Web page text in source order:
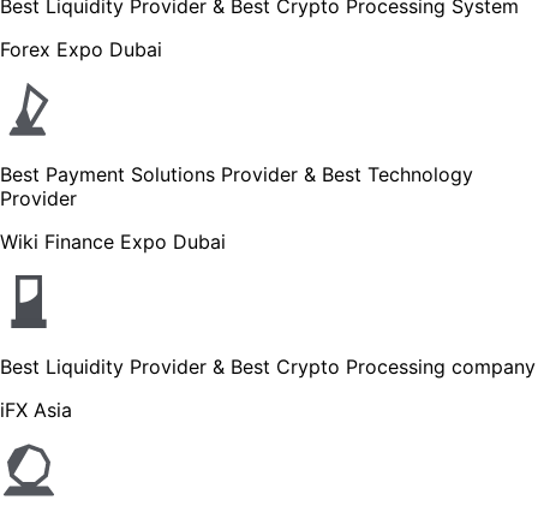
Best Liquidity Provider & Best Crypto Processing System
Forex Expo Dubai
Best Payment Solutions Provider & Best Technology
Provider
Wiki Finance Expo Dubai
Best Liquidity Provider & Best Crypto Processing company
iFX Asia